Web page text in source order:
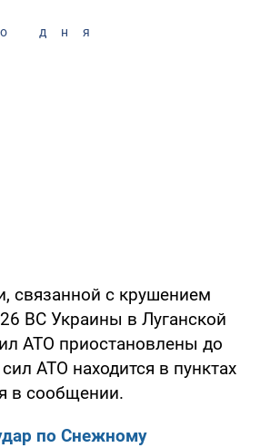
дня
связанной с крушением
ВС Украины в Луганской
АТО приостановлены до
АТО находится в пунктах
в сообщении.
по Снежному